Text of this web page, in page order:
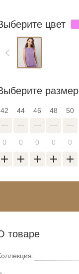
цвет
размер
42 44 46 48 50
товаре